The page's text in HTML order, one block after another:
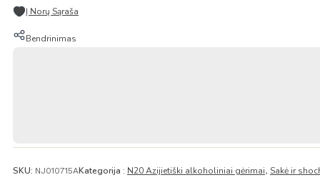
Ginjo
Sakė
„Homare
180ml
Hananomai
Į Norų Sąraša
Bendrinimas
SKU: NJ010715AKategorija : N20 Azijietiški alkoholiniai gėrimai, Sakė ir